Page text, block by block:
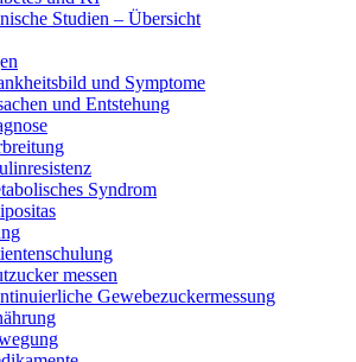
Studien – Übersicht
und Symptome
und Entstehung
Syndrom
messen
Gewebezuckermessung